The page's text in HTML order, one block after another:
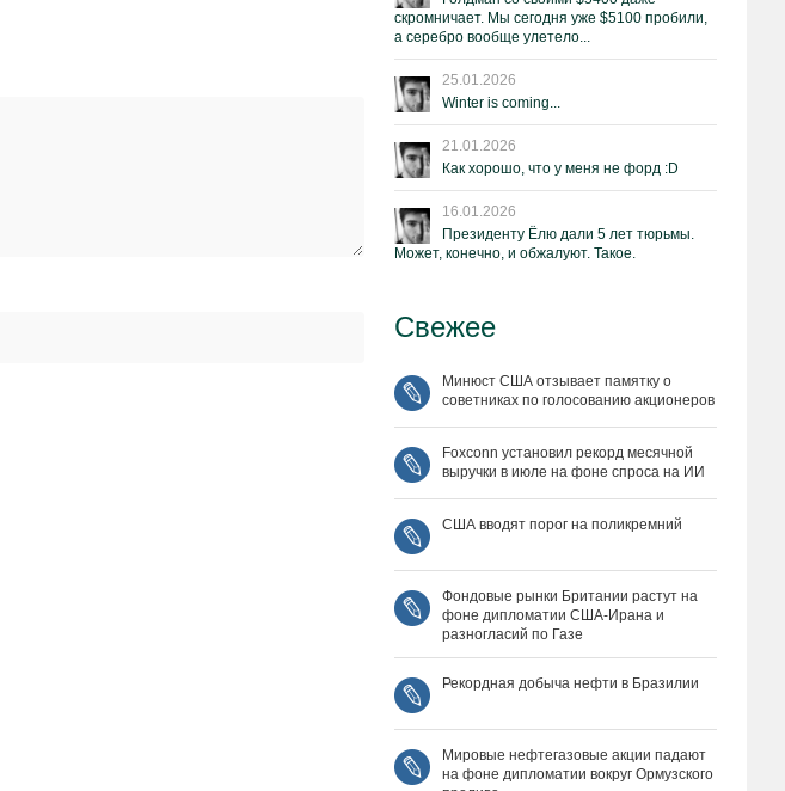
скромничает. Мы сегодня уже $5100 пробили,
а серебро вообще улетело...
25.01.2026
Winter is coming...
21.01.2026
Как хорошо, что у меня не форд :D
16.01.2026
Президенту Ёлю дали 5 лет тюрьмы.
Может, конечно, и обжалуют. Такое.
Свежее
Минюст США отзывает памятку о
советниках по голосованию акционеров
Foxconn установил рекорд месячной
выручки в июле на фоне спроса на ИИ
США вводят порог на поликремний
Фондовые рынки Британии растут на
фоне дипломатии США‑Ирана и
разногласий по Газе
Рекордная добыча нефти в Бразилии
Мировые нефтегазовые акции падают
на фоне дипломатии вокруг Ормузского